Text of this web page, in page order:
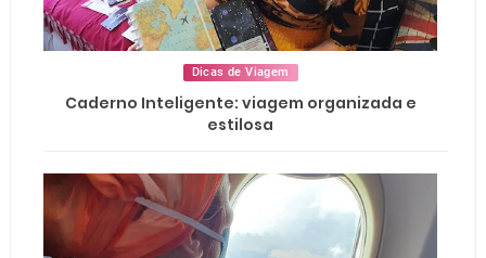
Dicas de Viagem
Caderno Inteligente: viagem organizada e
estilosa